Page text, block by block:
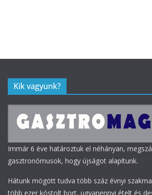
Kik vagyunk?
Immár 6 éve határoztuk el néhányan,
gasztronómusok, hogy újságot alapítunk.
Hátunk mögött tudva több száz évnyi
több ezer kóstolt bort, ugyanennyi ételt és